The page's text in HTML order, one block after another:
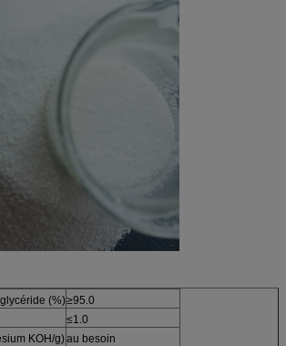
(%)≥95.0
≤1.0
KOH/g)au besoin